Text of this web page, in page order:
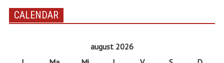
CALENDAR
august 2026